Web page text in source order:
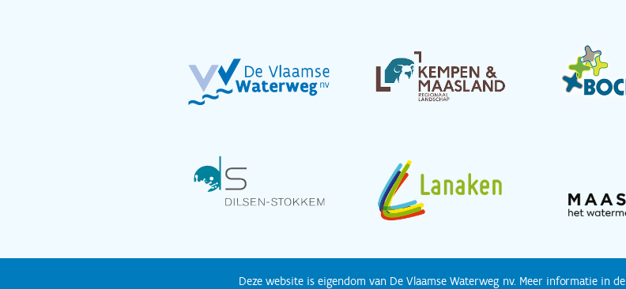
Deze website is eigendom van De Vlaamse Waterweg nv. Meer informatie in de